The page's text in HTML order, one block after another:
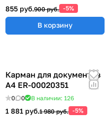
855 руб.900 руб. -5%
В корзину
Карман для документов
А4 ER-00020351
0 0 В наличии: 126
1 881 руб.1 980 руб. -5%